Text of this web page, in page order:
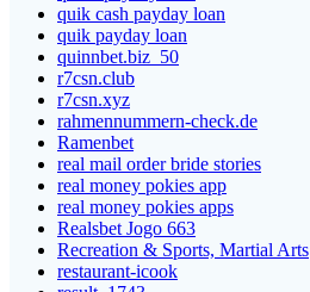
quik cash payday loan
quik payday loan
quinnbet.biz_50
r7csn.club
r7csn.xyz
rahmennummern-check.de
Ramenbet
real mail order bride stories
real money pokies app
real money pokies apps
Realsbet Jogo 663
Recreation & Sports, Martial Arts
restaurant-icook